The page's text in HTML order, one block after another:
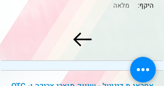
היקף:
מלאה